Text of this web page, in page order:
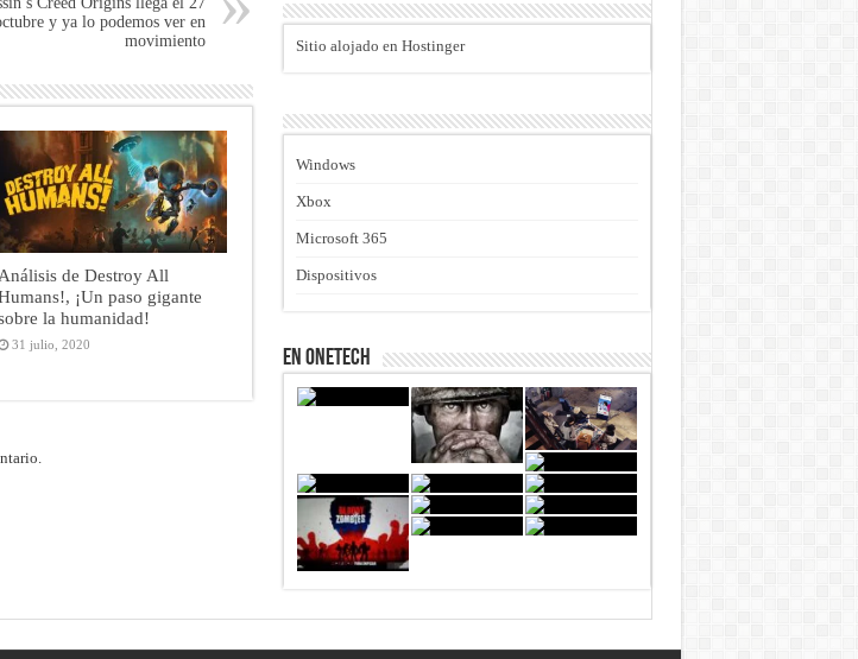
y ya lo podemos ver en
movimiento
Análisis de Destroy All
¡Un paso gigante
la humanidad!
31 julio, 2020
Sitio alojado en Hostinger
Windows
Xbox
Microsoft 365
Dispositivos
En Onetech